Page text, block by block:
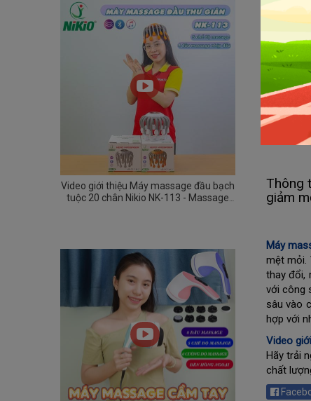
Video giới thiệu Máy massage đầu bạch
tuộc 20 chân Nikio NK-113 - Massage
Thông
giảm
Máy
mệt mỏi.
thay đổi,
với công
sâu vào
hợp với
Video
Hãy trải
chất